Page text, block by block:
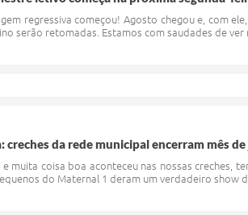
regressiva começou! Agosto chegou e, com
serão retomadas. Estamos com saudades de
creches da rede municipal encerram mês
muita coisa boa aconteceu nas nossas creches,
do Maternal 1 deram um verdadeiro show